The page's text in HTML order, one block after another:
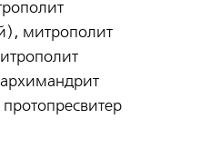
митрополит